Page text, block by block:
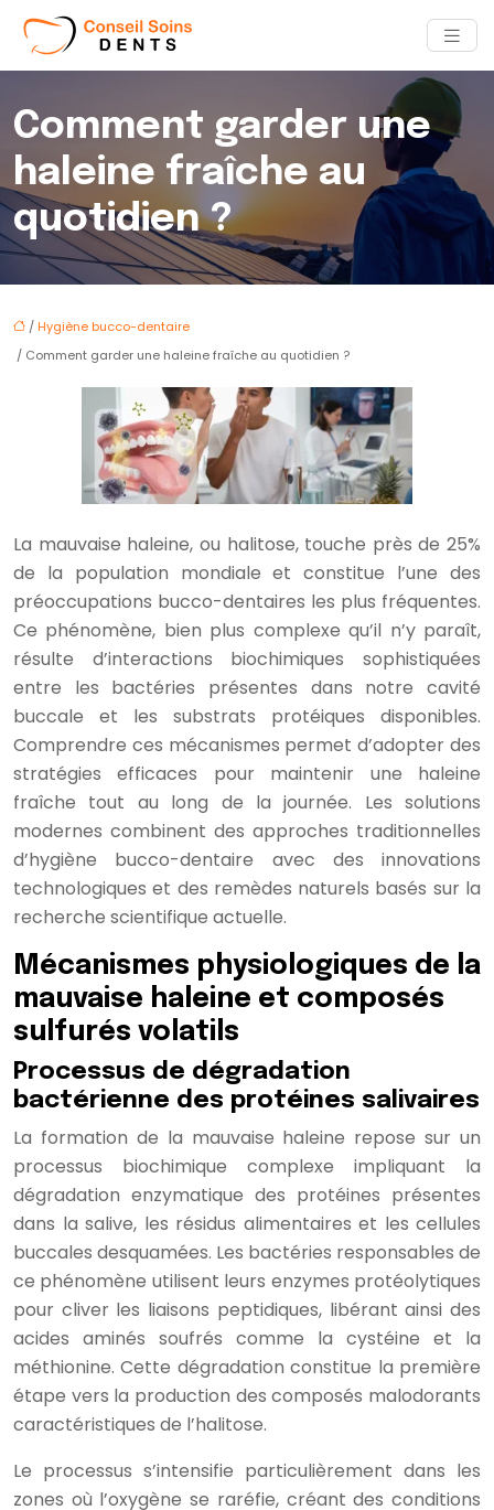
Comment garder une
haleine fraîche au
quotidien ?
/ Hygiène bucco-dentaire
/ Comment garder une haleine fraîche au quotidien ?
La mauvaise haleine, ou halitose, touche près de 25%
de la population mondiale et constitue l’une des
préoccupations bucco-dentaires les plus fréquentes.
Ce phénomène, bien plus complexe qu’il n’y paraît,
résulte d’interactions biochimiques sophistiquées
entre les bactéries présentes dans notre cavité
buccale et les substrats protéiques disponibles.
Comprendre ces mécanismes permet d’adopter des
stratégies efficaces pour maintenir une haleine
fraîche tout au long de la journée. Les solutions
modernes combinent des approches traditionnelles
d’hygiène bucco-dentaire avec des innovations
technologiques et des remèdes naturels basés sur la
recherche scientifique actuelle.
Mécanismes physiologiques de la
mauvaise haleine et composés
sulfurés volatils
Processus de dégradation
bactérienne des protéines salivaires
La formation de la mauvaise haleine repose sur un
processus biochimique complexe impliquant la
dégradation enzymatique des protéines présentes
dans la salive, les résidus alimentaires et les cellules
buccales desquamées. Les bactéries responsables de
ce phénomène utilisent leurs enzymes protéolytiques
pour cliver les liaisons peptidiques, libérant ainsi des
acides aminés soufrés comme la cystéine et la
méthionine. Cette dégradation constitue la première
étape vers la production des composés malodorants
caractéristiques de l’halitose.
Le processus s’intensifie particulièrement dans les
zones où l’oxygène se raréfie, créant des conditions